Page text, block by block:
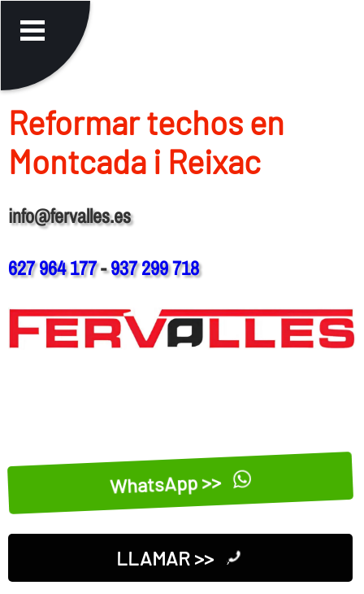
Reformar techos en
Montcada i Reixac
info@fervalles.es
627 964 177-937 299 718
WhatsApp >>
LLAMAR >>